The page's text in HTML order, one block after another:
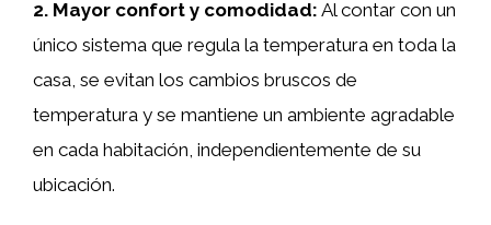
2. Mayor confort y comodidad: Al contar con un
único sistema que regula la temperatura en toda la
casa, se evitan los cambios bruscos de
temperatura y se mantiene un ambiente agradable
en cada habitación, independientemente de su
ubicación.